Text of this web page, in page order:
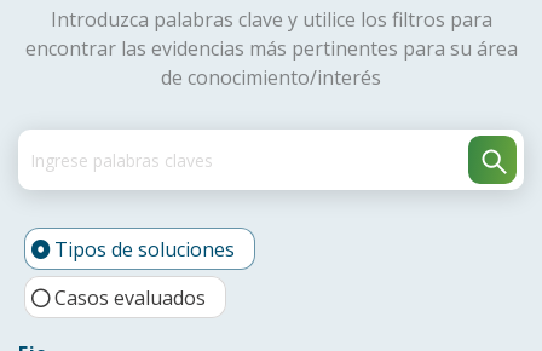
Introduzca palabras clave y utilice los filtros para
encontrar las evidencias más pertinentes para su área
de conocimiento/interés
Tipos de soluciones
Casos evaluados